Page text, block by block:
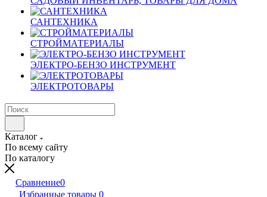
САНТЕХНИКА
СТРОЙМАТЕРИАЛЫ
ЭЛЕКТРО-БЕНЗО ИНСТРУМЕНТ
ЭЛЕКТРОТОВАРЫ
Каталог
По всему сайту
По каталогу
Сравнение0
Избранные товары 0